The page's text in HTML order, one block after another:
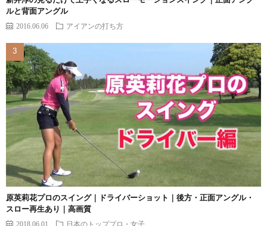
ルと背面アングル
2016.06.06 アイアンの打ち方
原英莉花プロのスイング｜ドライバーショット｜後方・正面アングル・
スロー再生あり｜高画質
2018.06.01 日本のトッププロ・女子